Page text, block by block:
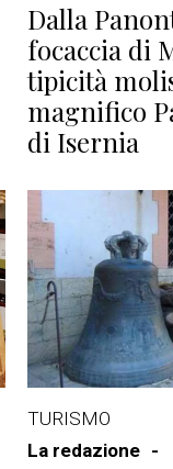
Dalla
focaccia di
tipicità
magnifico
di Isernia
TURISMO
La redazione